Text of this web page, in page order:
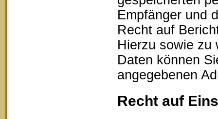
Empfänger und
Recht auf
Hierzu sowie zu
Daten können
angegebenen
Recht auf